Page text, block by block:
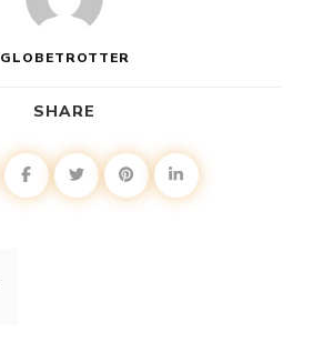
GLOBETROTTER
SHARE